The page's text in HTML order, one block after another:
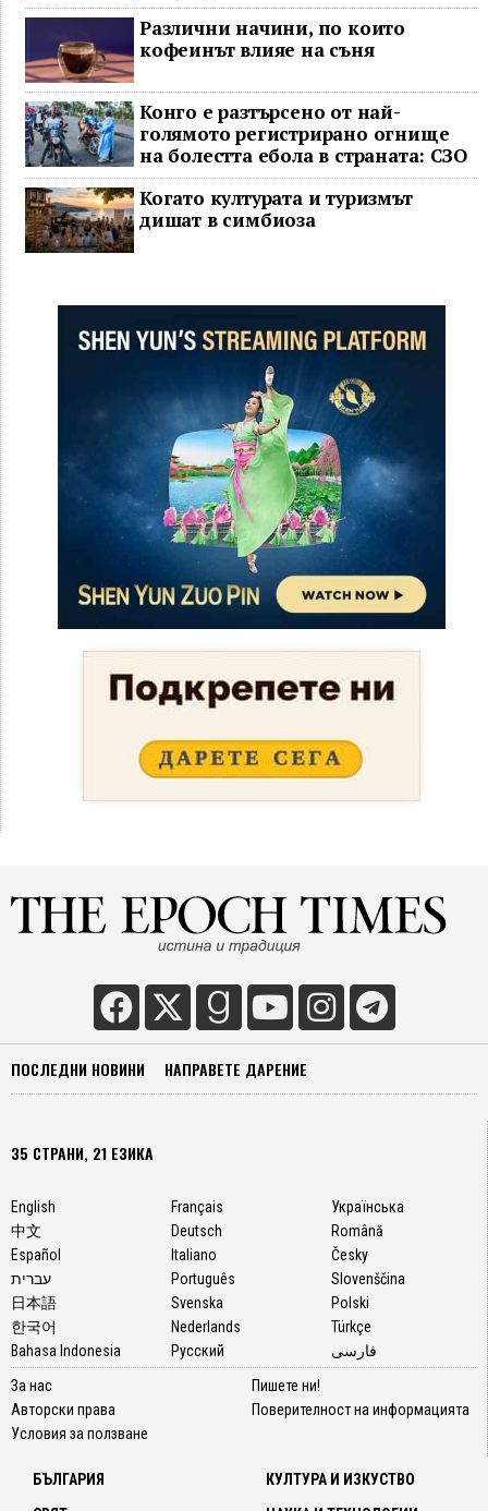
Различни начини, по които
кофеинът влияе на съня
Конго е разтърсено от най-
голямото регистрирано огнище
на болестта ебола в страната: СЗО
Когато културата и туризмът
дишат в симбиоза
ПОСЛЕДНИ НОВИНИ НАПРАВЕТЕ ДАРЕНИЕ
35 СТРАНИ, 21 ЕЗИКА
English
中文
Español
עברית
日本語
한국어
Bahasa Indonesia
Français
Deutsch
Italiano
Português
Svenska
Nederlands
Русский
Українська
Română
Česky
Slovenščina
Polski
Türkçe
فارسی
За нас
Авторски права
Условия за ползване
Пишете ни!
Поверителност на информацията
БЪЛГАРИЯ
КУЛТУРА И ИЗКУСТВО